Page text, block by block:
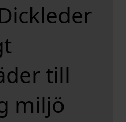
till
miljö